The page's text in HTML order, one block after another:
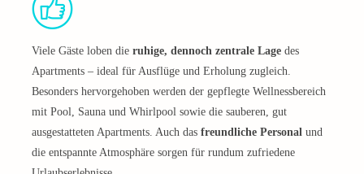
Viele Gäste loben die ruhige, dennoch zentrale Lage des
Apartments – ideal für Ausflüge und Erholung zugleich.
Besonders hervorgehoben werden der gepflegte Wellnessbereich
mit Pool, Sauna und Whirlpool sowie die sauberen, gut
ausgestatteten Apartments. Auch das freundliche Personal und
die entspannte Atmosphäre sorgen für rundum zufriedene